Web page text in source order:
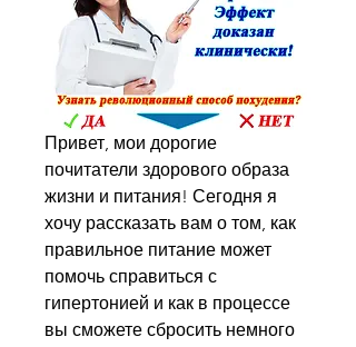
Привет, мои дорогие
почитатели здорового образа
жизни и питания! Сегодня я
хочу рассказать вам о том, как
правильное питание может
помочь справиться с
гипертонией и как в процессе
вы сможете сбросить немного